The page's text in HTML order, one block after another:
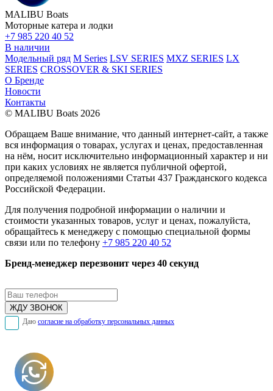
MALIBU Boats
Моторные катера и лодки
+7 985 220 40 52
В наличии
Модельный ряд M Series LSV SERIES MXZ SERIES LX
SERIES CROSSOVER & SKI SERIES
О Бренде
Новости
Контакты
© MALIBU Boats 2026
Обращаем Ваше внимание, что данный интернет-сайт, а также
вся информация о товарах, услугах и ценах, предоставленная
на нём, носит исключительно информационный характер и ни
при каких условиях не является публичной офертой,
определяемой положениями Статьи 437 Гражданского кодекса
Российской Федерации.
Для получения подробной информации о наличии и
стоимости указанных товаров, услуг и ценах, пожалуйста,
обращайтесь к менеджеру с помощью специальной формы
связи или по телефону +7 985 220 40 52
Бренд-менеджер перезвонит через 40 секунд
Даю согласие на обработку персональных данных